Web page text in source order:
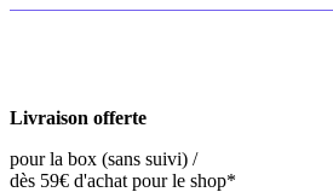
Livraison offerte
pour la box (sans suivi) /
dès 59€ d'achat pour le shop*